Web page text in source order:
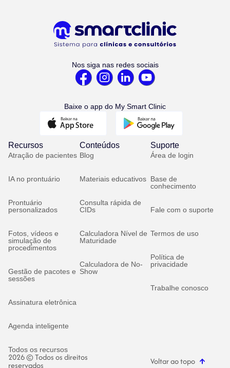
Nos siga nas redes sociais
Baixe o app do My Smart Clinic
Recursos
Atração de pacientes
IA no prontuário
Prontuário
personalizados
Fotos, vídeos e
simulação de
procedimentos
Gestão de pacotes e
sessões
Assinatura eletrônica
Agenda inteligente
Todos os recursos
Conteúdos
Blog
Materiais educativos
Consulta rápida de
CIDs
Calculadora Nível de
Maturidade
Calculadora de No-
Show
Suporte
Área de login
Base de
conhecimento
Fale com o suporte
Termos de uso
Política de
privacidade
Trabalhe conosco
2026 © Todos os direitos
reservados Voltar ao topo